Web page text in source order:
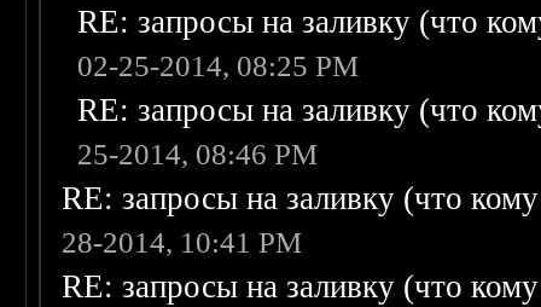
RE: запросы на заливку (что
02-25-2014, 08:25 PM
RE: запросы на заливку (что
25-2014, 08:46 PM
RE: запросы на заливку (что
28-2014, 10:41 PM
RE: запросы на заливку (что